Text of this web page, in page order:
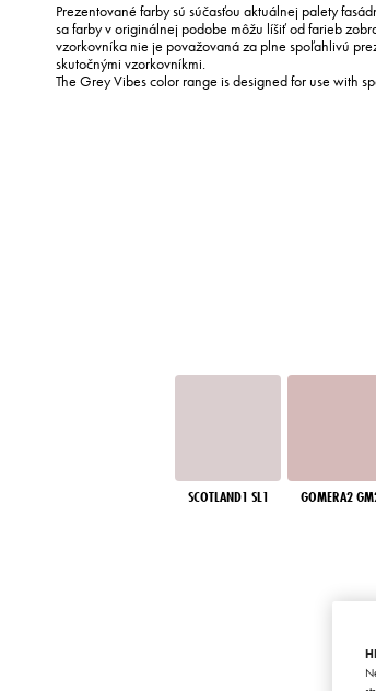
Prezentované farby sú súčasťou aktuálnej palety
sa farby v originálnej podobe môžu líšiť od farieb
vzorkovníka nie je považovaná za plne spoľahlivú
skutočnými vzorkovníkmi.
The Grey Vibes color range is designed for use with
SCOTLAND1 SL1 GOMERA2